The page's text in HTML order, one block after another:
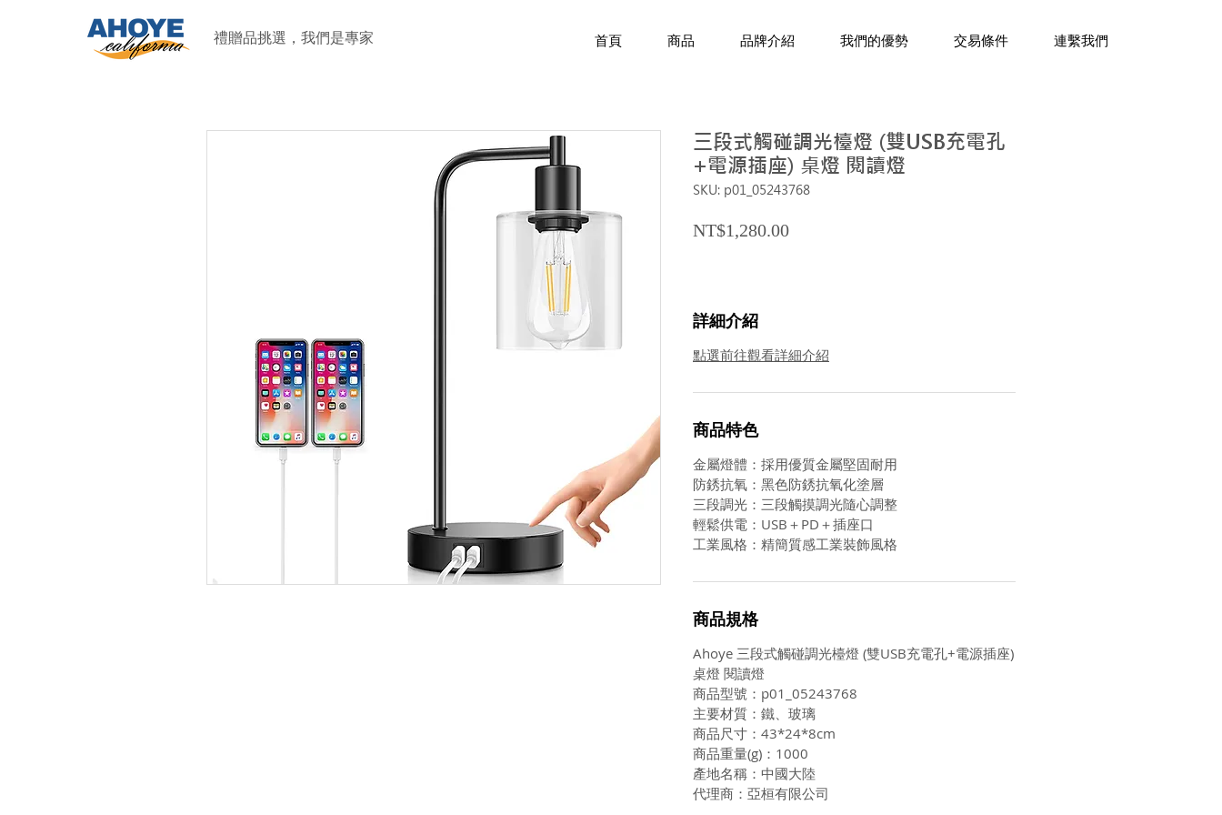
禮贈品挑選，我們是專家 首頁 商品 品牌介紹 我們的優勢 交易條件 連繫我們
三段式觸碰調光檯燈 (雙USB充電孔
+電源插座) 桌燈 閱讀燈
SKU: p01_05243768
NT$1,280.00Price
詳細介紹
點選前往觀看詳細介紹
商品特色
金屬燈體：採用優質金屬堅固耐用
防銹抗氧：黑色防銹抗氧化塗層
三段調光：三段觸摸調光隨心調整
輕鬆供電：USB＋PD＋插座口
工業風格：精簡質感工業裝飾風格
商品規格
Ahoye 三段式觸碰調光檯燈 (雙USB充電孔+電源插座)
桌燈 閱讀燈
商品型號：p01_05243768
主要材質：鐵、玻璃
商品尺寸：43*24*8cm
商品重量(g)：1000
產地名稱：中國大陸
代理商：亞桓有限公司